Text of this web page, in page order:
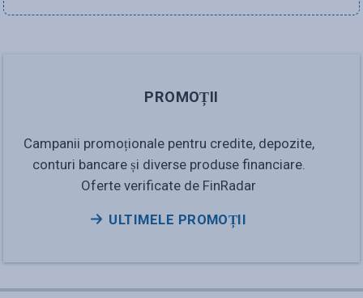
PROMOȚII
Campanii promoționale pentru credite, depozite,
conturi bancare și diverse produse financiare.
Oferte verificate de FinRadar
ULTIMELE PROMOȚII